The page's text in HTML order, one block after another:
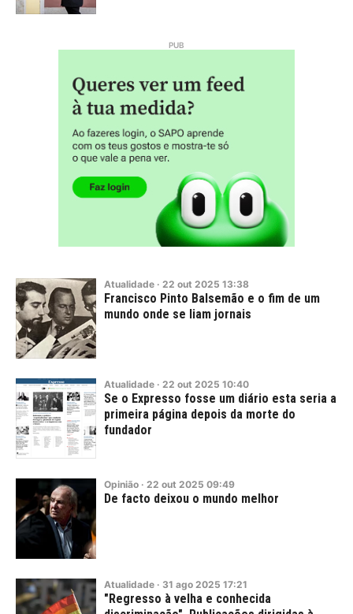
Atualidade · 22 out 2025 13:38
Francisco Pinto Balsemão e o fim de um
mundo onde se liam jornais
Atualidade · 22 out 2025 10:40
Se o Expresso fosse um diário esta seria a
primeira página depois da morte do
fundador
Opinião · 22 out 2025 09:49
De facto deixou o mundo melhor
Atualidade · 31 ago 2025 17:21
"Regresso à velha e conhecida